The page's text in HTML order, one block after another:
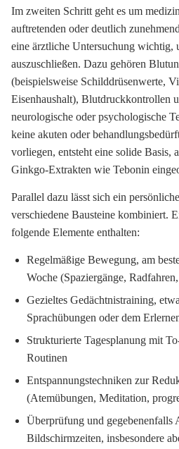
Im zweiten Schritt geht es um
auftretenden oder deutlich
eine ärztliche Untersuchung wichtig,
auszuschließen. Dazu gehören
(beispielsweise Schilddrüsenwerte,
Eisenhaushalt), Blutdruckkontrollen
neurologische oder psychologische
keine akuten oder
vorliegen, entsteht eine solide Basis,
Ginkgo-Extrakten wie Tebonin
Parallel dazu lässt sich ein
verschiedene Bausteine kombiniert.
folgende Elemente enthalten:
Regelmäßige Bewegung, am
Woche (Spaziergänge,
Gezieltes Gedächtnistraining,
Sprachübungen oder dem
Strukturierte Tagesplanung mit
Routinen
Entspannungstechniken zur
(Atemübungen, Meditation,
Überprüfung und gegebenenfalls
Bildschirmzeiten, insbesondere